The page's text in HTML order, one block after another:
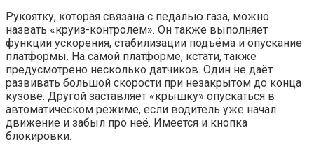
Рукоятку, которая связана с педалью газа, можно
назвать «круиз-контролем». Он также выполняет
функции ускорения, стабилизации подъёма и опускание
платформы. На самой платформе, кстати, также
предусмотрено несколько датчиков. Один не даёт
развивать большой скорости при незакрытом до конца
кузове. Другой заставляет «крышку» опускаться в
автоматическом режиме, если водитель уже начал
движение и забыл про неё. Имеется и кнопка
блокировки.